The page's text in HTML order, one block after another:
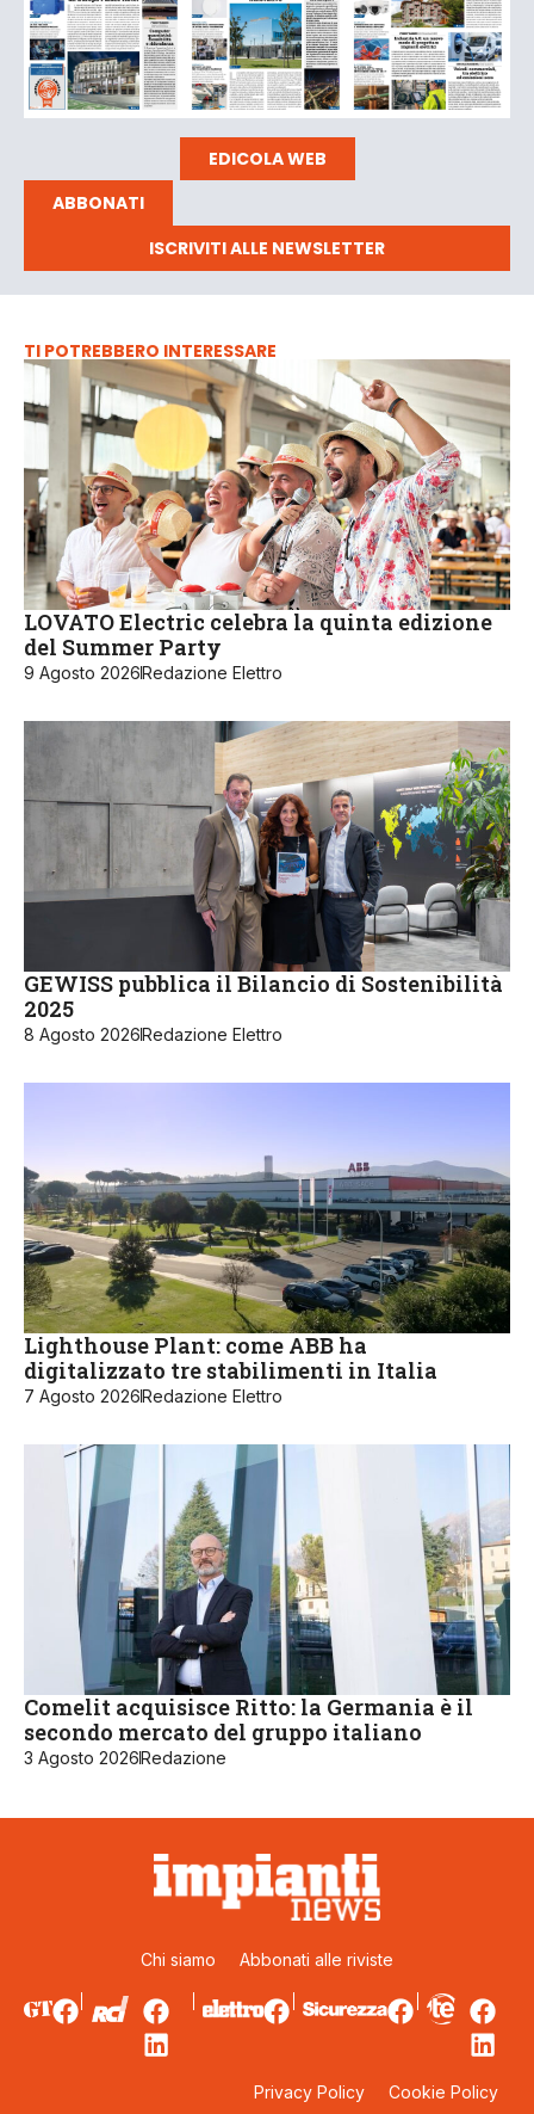
EDICOLA WEB
ABBONATI
ISCRIVITI ALLE NEWSLETTER
TI POTREBBERO INTERESSARE
LOVATO Electric celebra la quinta edizione
del Summer Party
9 Agosto 2026Redazione Elettro
GEWISS pubblica il Bilancio di Sostenibilità
2025
8 Agosto 2026Redazione Elettro
Lighthouse Plant: come ABB ha
digitalizzato tre stabilimenti in Italia
7 Agosto 2026Redazione Elettro
Comelit acquisisce Ritto: la Germania è il
secondo mercato del gruppo italiano
3 Agosto 2026Redazione
Chi siamo Abbonati alle riviste
Privacy Policy Cookie Policy